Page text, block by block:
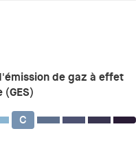
de gaz à effet
(GES)
C